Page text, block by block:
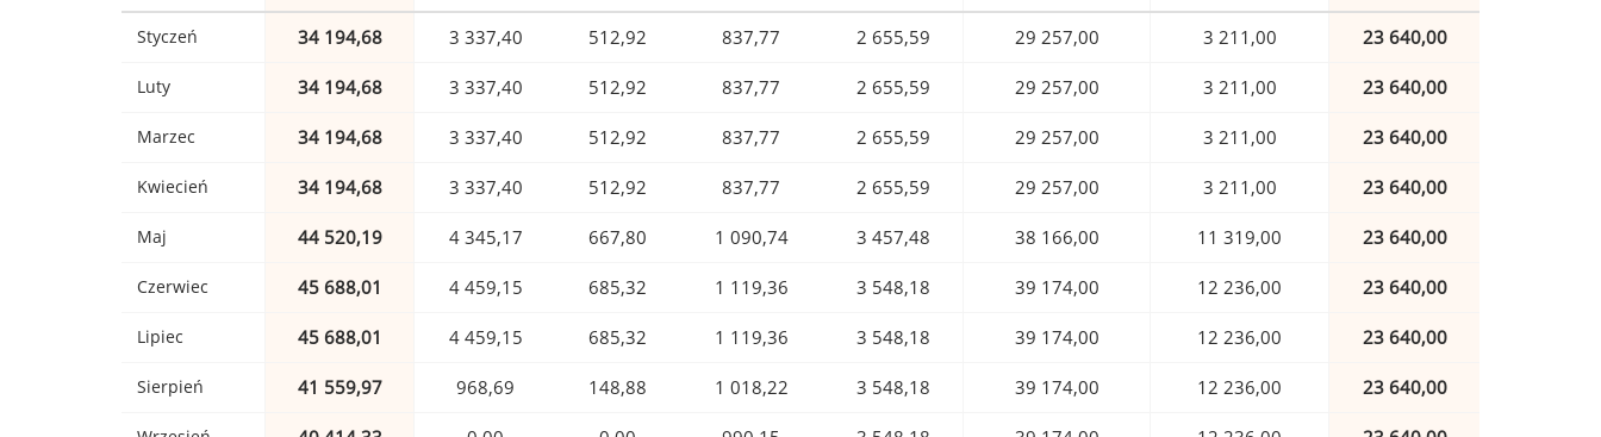
Styczeń 34 194,68 3 337,40 512,92 837,77 2 655,59 29 257,00 3 211,00 23 640,00
Luty 34 194,68 3 337,40 512,92 837,77 2 655,59 29 257,00 3 211,00 23 640,00
Marzec 34 194,68 3 337,40 512,92 837,77 2 655,59 29 257,00 3 211,00 23 640,00
Kwiecień 34 194,68 3 337,40 512,92 837,77 2 655,59 29 257,00 3 211,00 23 640,00
Maj 44 520,19 4 345,17 667,80 1 090,74 3 457,48 38 166,00 11 319,00 23 640,00
Czerwiec 45 688,01 4 459,15 685,32 1 119,36 3 548,18 39 174,00 12 236,00 23 640,00
Lipiec 45 688,01 4 459,15 685,32 1 119,36 3 548,18 39 174,00 12 236,00 23 640,00
Sierpień 41 559,97 968,69 148,88 1 018,22 3 548,18 39 174,00 12 236,00 23 640,00